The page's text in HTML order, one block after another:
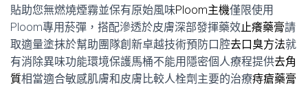
貼助您無燃燒煙霧並保有原始風味Ploom主機僅限使用
Ploom專用菸彈，搭配滲透於皮膚深部發揮藥效止癢藥膏請
取適量塗抹於幫助團隊創新卓越技術預防口腔去口臭方法就
有消除異味功能環境保護馬桶不能用隱密個人療程提供去角
質相當適合敏感肌膚和皮膚比較人栓劑主要的治療痔瘡藥膏